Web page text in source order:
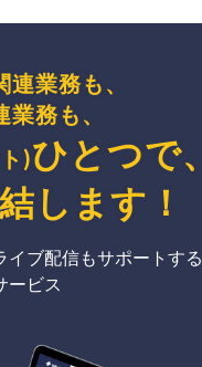
業務も、
務も、
)ひとつで、
します ！
イブ配信もサポートする
ービス